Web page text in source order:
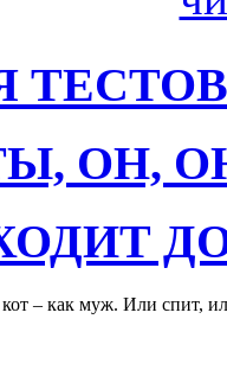
ТЕСТОВ
ОН,
– как муж. Или спит,